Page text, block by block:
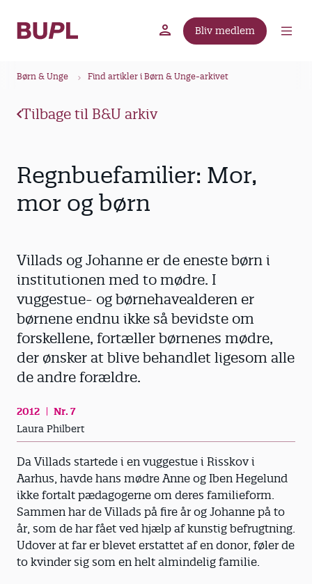
Bliv medlem
Børn & Unge Find artikler i Børn & Unge-arkivet
Tilbage til B&U arkiv
Regnbuefamilier: Mor,
mor og børn
Villads og Johanne er de eneste børn i
institutionen med to mødre. I
vuggestue- og børnehavealderen er
børnene endnu ikke så bevidste om
forskellene, fortæller børnenes mødre,
der ønsker at blive behandlet ligesom alle
de andre forældre.
2012
Nr. 7
Laura Philbert
Da Villads startede i en vuggestue i Risskov i
Aarhus, havde hans mødre Anne og Iben Hegelund
ikke fortalt pæda­gogerne om deres familieform.
Sammen har de Villads på fire år og Johanne på to
år, som de har fået ved hjælp af kunstig befrugtning.
Udover at far er blevet erstattet af en donor, føler de
to kvinder sig som en helt almindelig familie.